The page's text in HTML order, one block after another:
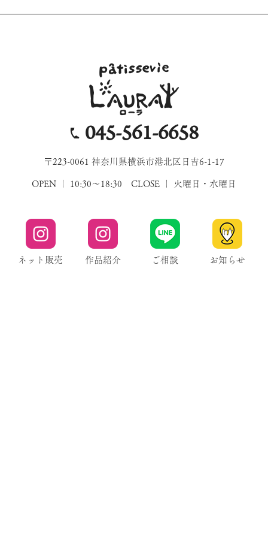
045-561-6658
〒223-0061 神奈川県横浜市港北区日吉6-1-17
OPEN ｜ 10:30～18:30 CLOSE ｜ 火曜日・水曜日
ネット販売 作品紹介 ご相談 お知らせ